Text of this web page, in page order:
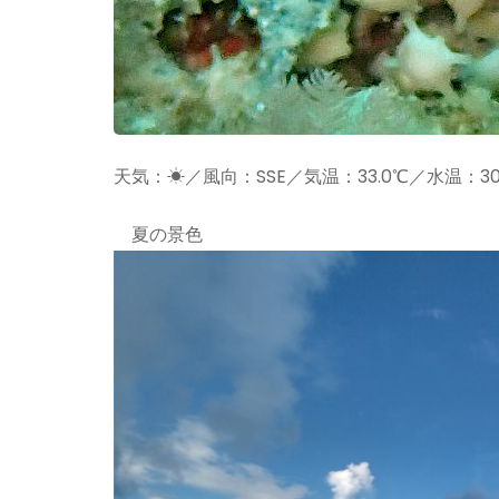
天気：☀／風向：SSE／気温：33.0℃／水温：
夏の景色